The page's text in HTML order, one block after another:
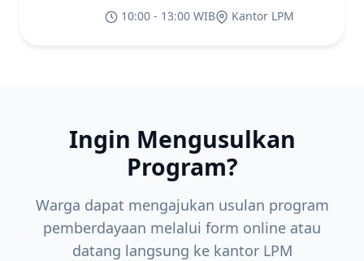
10:00 - 13:00 WIB Kantor LPM
Ingin Mengusulkan
Program?
Warga dapat mengajukan usulan program
pemberdayaan melalui form online atau
datang langsung ke kantor LPM